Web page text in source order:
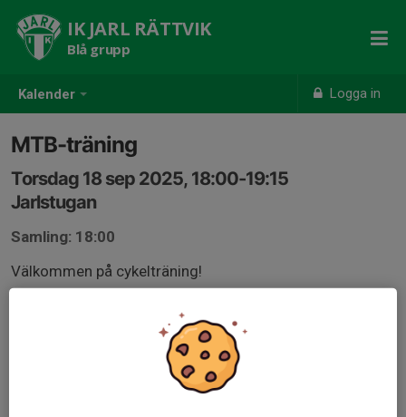
Kalender Logga in
IK JARL RÄTTVIK
Blå grupp
MTB-träning
Torsdag 18 sep 2025, 18:00-19:15
Jarlstugan
Samling: 18:00
Välkommen på cykelträning!